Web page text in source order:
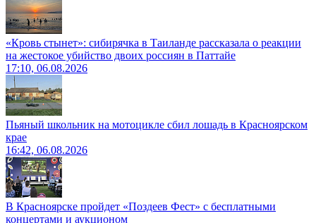
«Кровь стынет»: сибирячка в Таиланде рассказала о реакции
на жестокое убийство двоих россиян в Паттайе
17:10, 06.08.2026
Пьяный школьник на мотоцикле сбил лошадь в Красноярском
крае
16:42, 06.08.2026
В Красноярске пройдет «Поздеев Фест» с бесплатными
концертами и аукционом